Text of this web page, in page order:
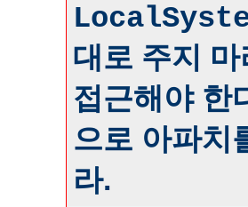
대로 주지
접근해야 한
으로 아파치
라.